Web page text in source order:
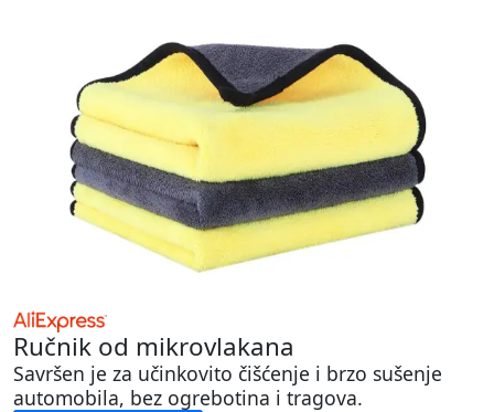
Ručnik od mikrovlakana
Savršen je za učinkovito čišćenje i brzo sušenje
automobila, bez ogrebotina i tragova.